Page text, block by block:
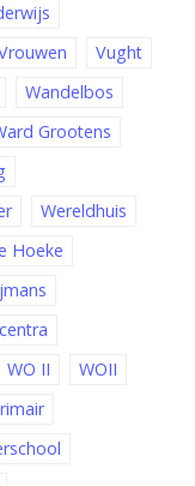
Vught
Wandelbos
Grootens
Wereldhuis
Hoeke
WO II
WOII